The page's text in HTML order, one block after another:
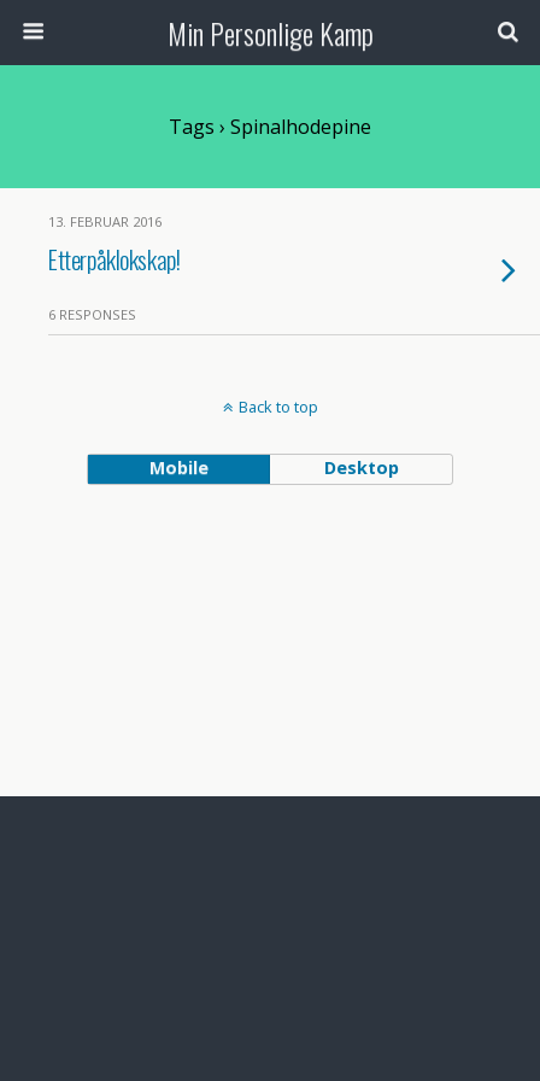
Min Personlige Kamp
Tags › Spinalhodepine
13. FEBRUAR 2016
Etterpåklokskap!
6 RESPONSES
Back to top
Mobile Desktop